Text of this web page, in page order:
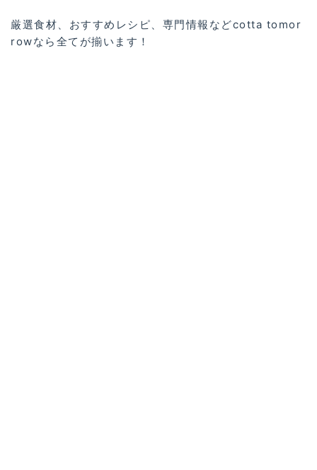
厳選食材、おすすめレシピ、専門情報などcotta tomor
rowなら全てが揃います！